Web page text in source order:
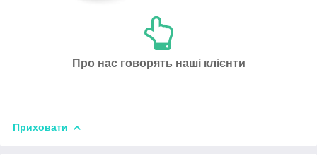
Про нас говорять наші клієнти
Приховати